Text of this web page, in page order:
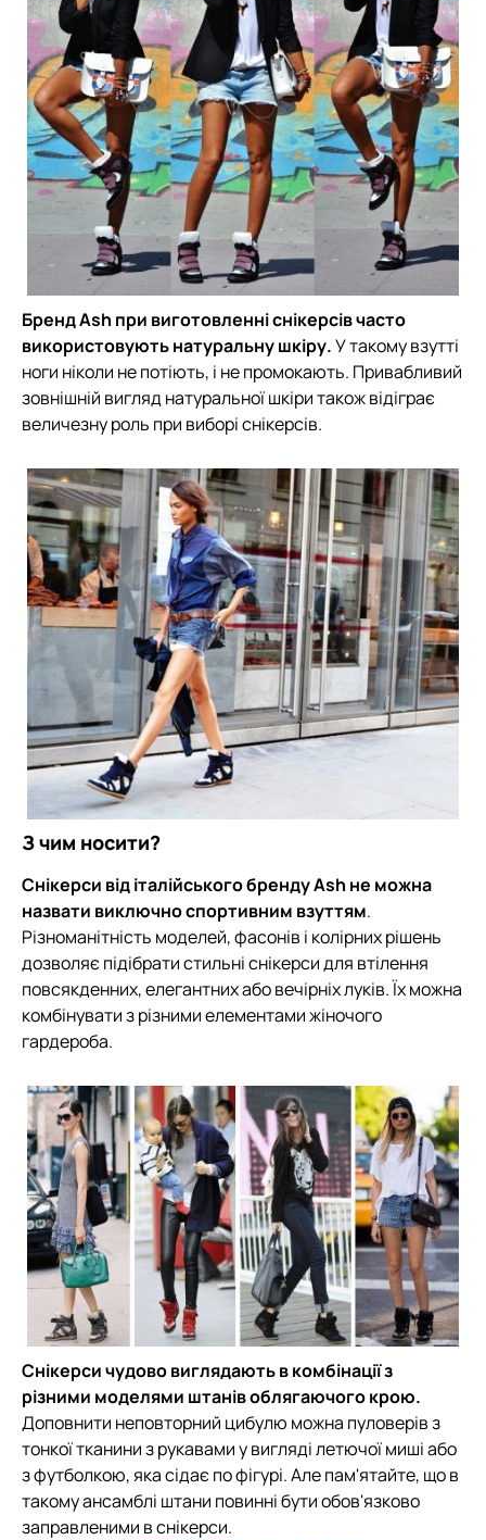
Бренд Ash при виготовленні снікерсів часто
використовують натуральну шкіру.У такому взутті
ноги ніколи не потіють, і не промокають. Привабливий
зовнішній вигляд натуральної шкіри також відіграє
величезну роль при виборі снікерсів.
З чим носити?
Снікерси від італійського бренду Ash не можна
назвати виключно спортивним взуттям.
Різноманітність моделей, фасонів і колірних рішень
дозволяє підібрати стильні снікерси для втілення
повсякденних, елегантних або вечірніх луків. Їх можна
комбінувати з різними елементами жіночого
гардероба.
Снікерси чудово виглядають в комбінації з
різними моделями штанів облягаючого крою.
Доповнити неповторний цибулю можна пуловерів з
тонкої тканини з рукавами у вигляді летючої миші або
з футболкою, яка сідає по фігурі. Але пам'ятайте, що в
такому ансамблі штани повинні бути обов'язково
заправленими в снікерси.